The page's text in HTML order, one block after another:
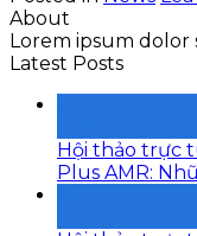
About
Lorem ipsum dolor
Latest Posts
Hội thảo trực
Plus AMR: